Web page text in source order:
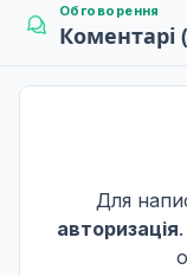
Обговорення
Коментарі
Для
авторизація